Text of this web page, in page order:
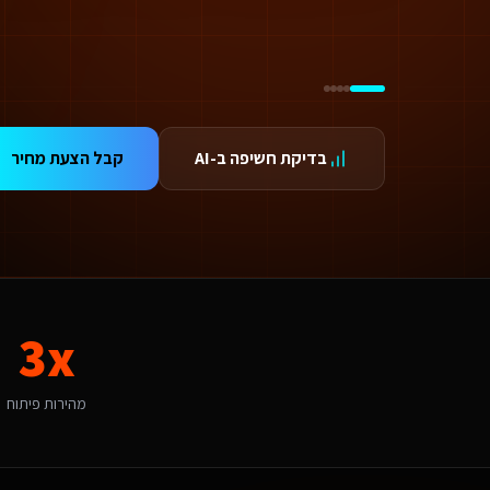
מתי כדאי להתחיל את הפרויקט?
כן, אנו עובדים עם עסקים באשדוד ומכירים את השוק המקומי. אשדוד נחשבת לשוק נמוכה-בינונית מבחינת עיצוב אתרים. עם מדד אימוץ דיגיטלי של 55% באזור, יש כאן פוטנציאל לעסקים שמשלבים טכנולוגיה חדשנית. הטרנד המקומי
האתגר המרכזי באשדוד הוא "פנייה לקהל מגוון מסורתי ומודרני כאחד".
כל אתר שאנו בונים מותאם ל-SEO ולמנועי AI כמו ChatGPT ו-Gemini. עבור שירותים דיגיטליים ליועצי בטיחות אש באשדוד אנו מיישמים: מבנה URL סמנטי, Schema markup מותאם, תוכן ייחודי לכל עמוד, ואופטימיזציה טכנית מתקדמת שמבטיחה דירוג גבוה.
בדיקת חשיפה ב-AI קבל הצעת מחיר
3x
מהירות פיתוח